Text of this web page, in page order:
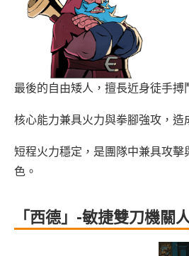
最後的自由矮人，擅長近身徒手搏
核心能力兼具火力與拳腳強攻，造
短程火力穩定，是團隊中兼具攻擊
色。
「西德」-敏捷雙刀機關